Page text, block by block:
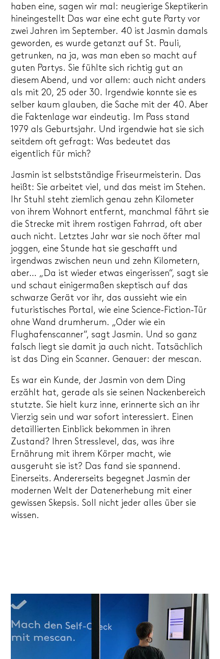
haben eine, sagen wir mal: neugierige Skeptikerin
hineingestellt Das war eine echt gute Party vor
zwei Jahren im September. 40 ist Jasmin damals
geworden, es wurde getanzt auf St. Pauli,
getrunken, na ja, was man eben so macht auf
guten Partys. Sie fühlte sich richtig gut an
diesem Abend, und vor allem: auch nicht anders
als mit 20, 25 oder 30. Irgendwie konnte sie es
selber kaum glauben, die Sache mit der 40. Aber
die Faktenlage war eindeutig. Im Pass stand
1979 als Geburtsjahr. Und irgendwie hat sie sich
seitdem oft gefragt: Was bedeutet das
eigentlich für mich?
Jasmin ist selbstständige Friseurmeisterin. Das
heißt: Sie arbeitet viel, und das meist im Stehen.
Ihr Stuhl steht ziemlich genau zehn Kilometer
von ihrem Wohnort entfernt, manchmal fährt sie
die Strecke mit ihrem rostigen Fahrrad, oft aber
auch nicht. Letztes Jahr war sie noch öfter mal
joggen, eine Stunde hat sie geschafft und
irgendwas zwischen neun und zehn Kilometern,
aber… „Da ist wieder etwas eingerissen“, sagt sie
und schaut einigermaßen skeptisch auf das
schwarze Gerät vor ihr, das aussieht wie ein
futuristisches Portal, wie eine Science-Fiction-Tür
ohne Wand drumherum. „Oder wie ein
Flughafenscanner“, sagt Jasmin. Und so ganz
falsch liegt sie damit ja auch nicht. Tatsächlich
ist das Ding ein Scanner. Genauer: der mescan.
Es war ein Kunde, der Jasmin von dem Ding
erzählt hat, gerade als sie seinen Nackenbereich
stutzte. Sie hielt kurz inne, erinnerte sich an ihr
Vierzig sein und war sofort interessiert. Einen
detaillierten Einblick bekommen in ihren
Zustand? Ihren Stresslevel, das, was ihre
Ernährung mit ihrem Körper macht, wie
ausgeruht sie ist? Das fand sie spannend.
Einerseits. Andererseits begegnet Jasmin der
modernen Welt der Datenerhebung mit einer
gewissen Skepsis. Soll nicht jeder alles über sie
wissen.